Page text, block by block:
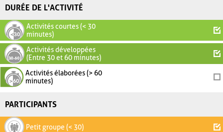
DURÉE DE L'ACTIVITÉ
Activités courtes (< 30
minutes)
Activités développées
(Entre 30 et 60 minutes)
Activités élaborées (> 60
minutes)
PARTICIPANTS
Petit groupe (< 30)